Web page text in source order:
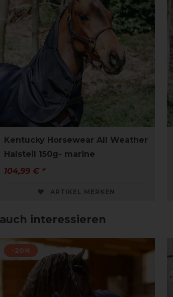
Kentucky Horsewear All Weather
Halsteil 150g- marine
104,99 € *
ARTIKEL MERKEN
interessieren
-20%